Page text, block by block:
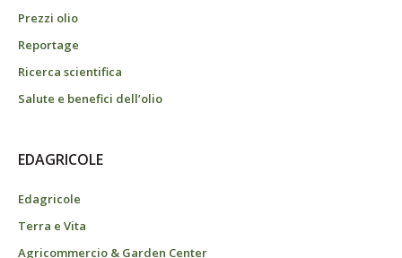
Prezzi olio
Reportage
Ricerca scientifica
Salute e benefici dell’olio
EDAGRICOLE
Edagricole
Terra e Vita
Agricommercio & Garden Center